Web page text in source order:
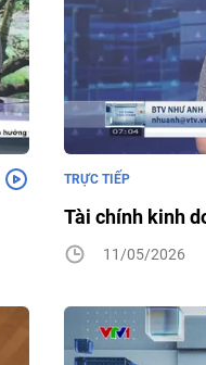
Tài chính kinh
TRỰC TIẾP
11/05/2026